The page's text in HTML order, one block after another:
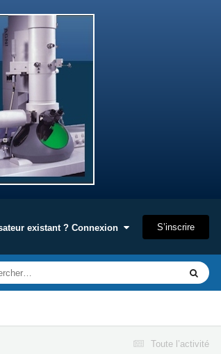
existant ? Connexion S’inscrire
Toute l’activité